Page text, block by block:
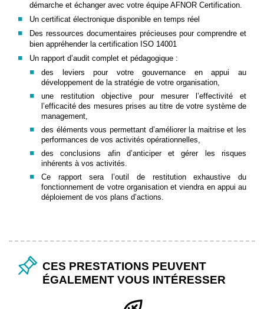
démarche et échanger avec votre équipe AFNOR Certification.
Un certificat électronique disponible en temps réel
Des ressources documentaires précieuses pour comprendre et
bien appréhender la certification ISO 14001
Un rapport d’audit complet et pédagogique :
des leviers pour votre gouvernance en appui au
développement de la stratégie de votre organisation,
une restitution objective pour mesurer l’effectivité et
l’efficacité des mesures prises au titre de votre système de
management,
des éléments vous permettant d’améliorer la maitrise et les
performances de vos activités opérationnelles,
des conclusions afin d’anticiper et gérer les risques
inhérents à vos activités.
Ce rapport sera l’outil de restitution exhaustive du
fonctionnement de votre organisation et viendra en appui au
déploiement de vos plans d’actions.
CES PRESTATIONS PEUVENT
ÉGALEMENT VOUS INTÉRESSER